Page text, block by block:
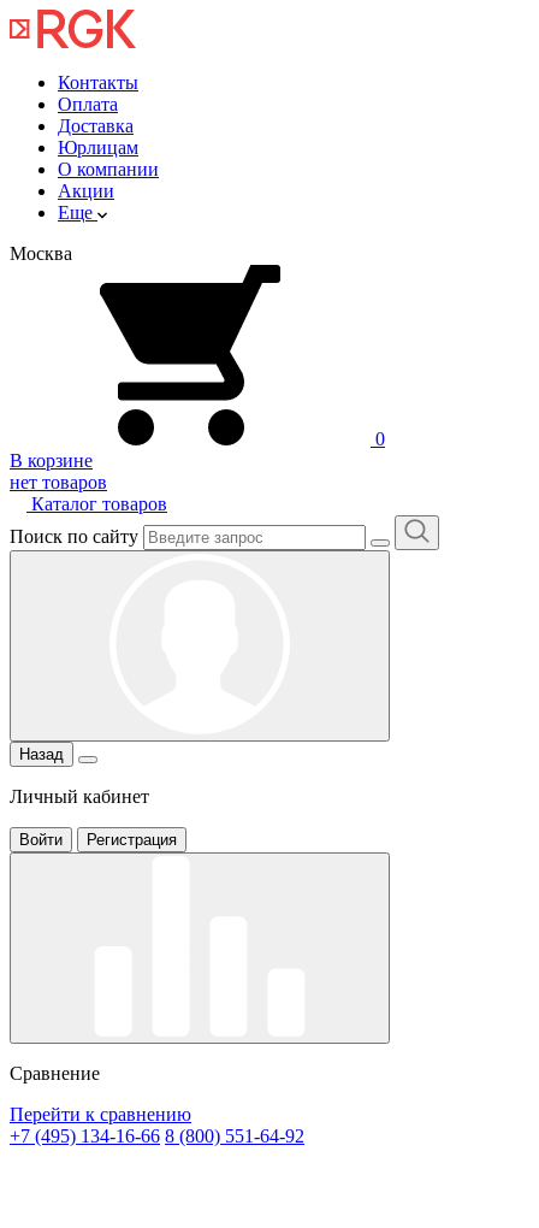
Контакты
Оплата
Доставка
Юрлицам
О компании
Акции
Еще
Москва
0
В корзине
нет товаров
Каталог товаров
Поиск по сайту
Назад
Личный кабинет
Войти Регистрация
Сравнение
Перейти к сравнению
+7 (495) 134-16-66 8 (800) 551-64-92